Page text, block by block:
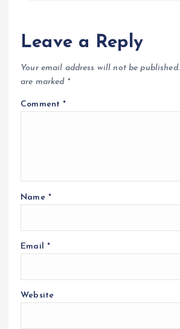
Leave a Reply
Your email address will not be published.
are marked *
Comment*
Name *
Email *
Website